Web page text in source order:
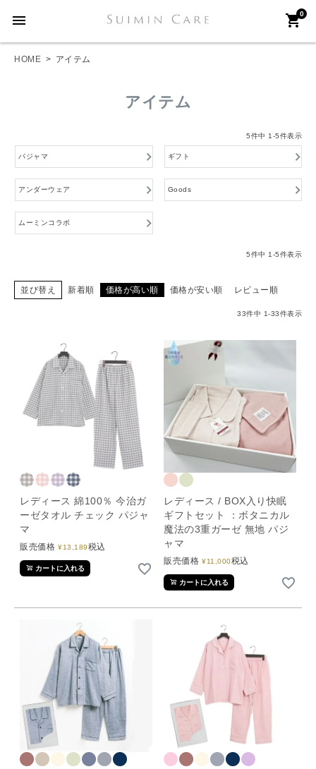
menu 0
shopping_cart
HOME アイテム
アイテム
5件中 1 -5件表示
パジャマ ギフト
アンダーウェア Goods
ムーミンコラボ
5件中 1 -5件表示
並び替え 新着順 価格が高い順 価格が安い順 レビュー順
33件中 1-33件表示
レディース 綿100％ 今治ガ
ーゼタオル チェック パジャ
マ
販売価格 ¥13,189税込
カートに入れる
レディース / BOX入り快眠
ギフトセット ：ボタニカル
魔法の3重ガーゼ 無地 パジ
ャマ
販売価格 ¥11,000税込
カートに入れる